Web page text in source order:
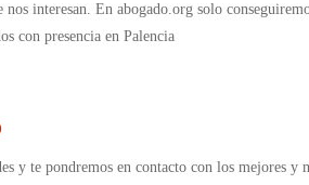
nos interesan. En abogado.org solo
con presencia en Palencia
y te pondremos en contacto con los mejores y